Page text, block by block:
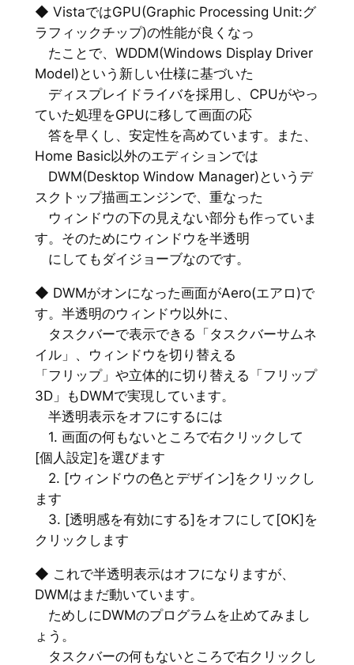
◆ VistaではGPU(Graphic Processing Unit:グ
ラフィックチップ)の性能が良くなっ
たことで、WDDM(Windows Display Driver
Model)という新しい仕様に基づいた
ディスプレイドライバを採用し、CPUがやっ
ていた処理をGPUに移して画面の応
答を早くし、安定性を高めています。また、
Home Basic以外のエディションでは
DWM(Desktop Window Manager)というデ
スクトップ描画エンジンで、重なった
ウィンドウの下の見えない部分も作っていま
す。そのためにウィンドウを半透明
にしてもダイジョーブなのです。
◆ DWMがオンになった画面がAero(エアロ)で
す。半透明のウィンドウ以外に、
タスクバーで表示できる「タスクバーサムネ
イル」、ウィンドウを切り替える
「フリップ」や立体的に切り替える「フリップ
3D」もDWMで実現しています。
半透明表示をオフにするには
1. 画面の何もないところで右クリックして
[個人設定]を選びます
2. [ウィンドウの色とデザイン]をクリックし
ます
3. [透明感を有効にする]をオフにして[OK]を
クリックします
◆ これで半透明表示はオフになりますが、
DWMはまだ動いています。
ためしにDWMのプログラムを止めてみまし
ょう。
タスクバーの何もないところで右クリックし